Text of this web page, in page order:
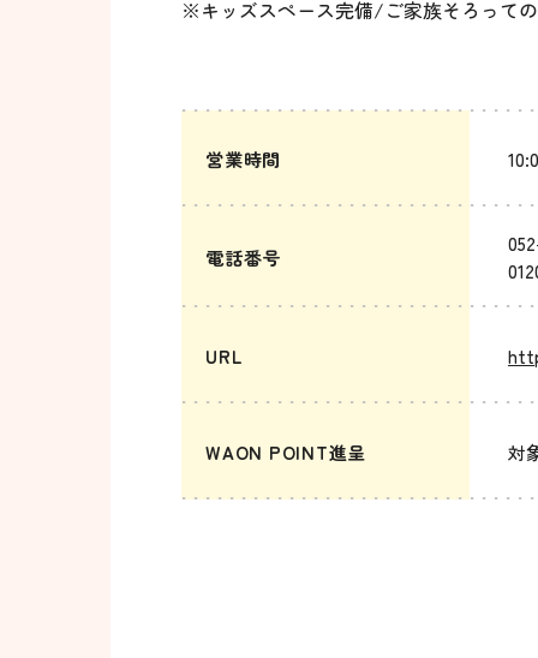
※キッズスペース完備/ご家族そろって
営業時間
電話番号
URL
WAON POINT進呈 対